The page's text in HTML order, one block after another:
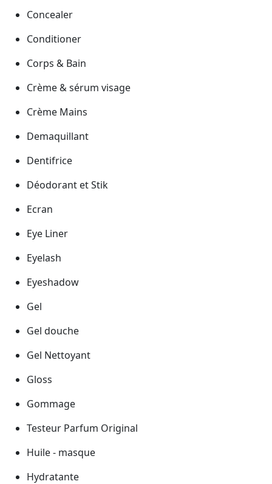
Concealer
Conditioner
Corps & Bain
Crème & sérum visage
Crème Mains
Demaquillant
Dentifrice
Déodorant et Stik
Ecran
Eye Liner
Eyelash
Eyeshadow
Gel
Gel douche
Gel Nettoyant
Gloss
Gommage
Testeur Parfum Original
Huile - masque
Hydratante